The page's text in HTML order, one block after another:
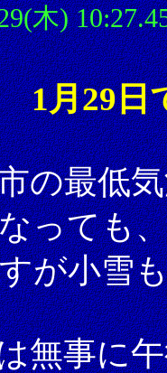
木)
1月29日
の最低
っても
が小雪
無事に